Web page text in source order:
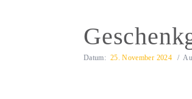
Datum: 25. November 2024